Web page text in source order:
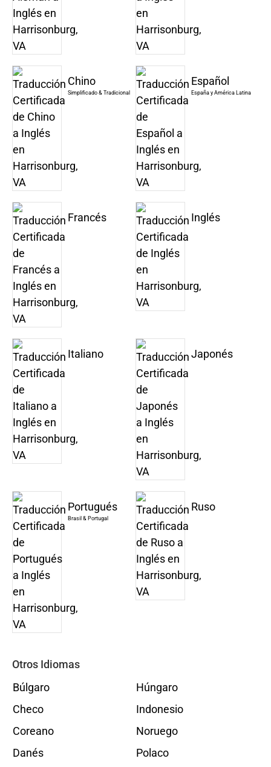
Chino
Simplificado & Tradicional
Español
España y América Latina
Francés Inglés
Italiano Japonés
Portugués
Brasil & Portugal
Ruso
Otros Idiomas
Búlgaro
Checo
Coreano
Danés
Húngaro
Indonesio
Noruego
Polaco